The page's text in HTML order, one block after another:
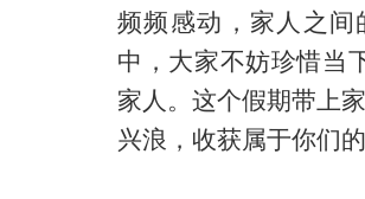
频频感动，家人之
中，大家不妨珍惜当
家人 。这个假期带上
兴浪，收获属于你们